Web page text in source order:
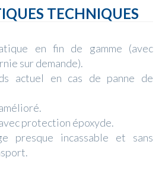
TECHNIQUES
en fin de gamme (avec
sur demande).
actuel en cas de panne de
protection époxyde.
presque incassable et sans